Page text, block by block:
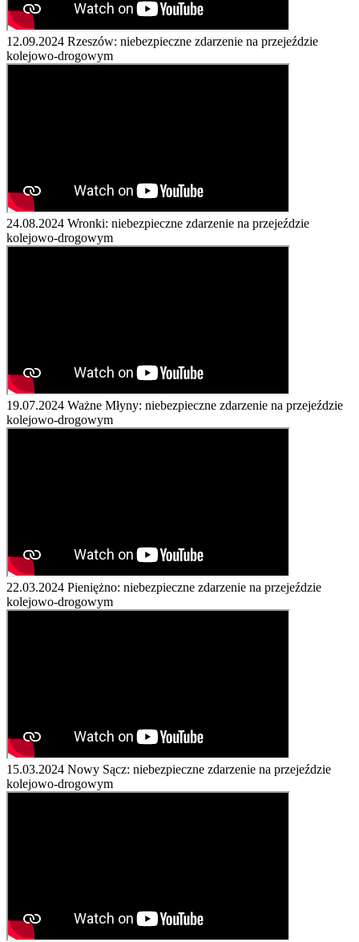
12.09.2024 Rzeszów: niebezpieczne zdarzenie na przejeździe
kolejowo-drogowym
24.08.2024 Wronki: niebezpieczne zdarzenie na przejeździe
kolejowo-drogowym
19.07.2024 Ważne Młyny: niebezpieczne zdarzenie na przejeździe
kolejowo-drogowym
22.03.2024 Pieniężno: niebezpieczne zdarzenie na przejeździe
kolejowo-drogowym
15.03.2024 Nowy Sącz: niebezpieczne zdarzenie na przejeździe
kolejowo-drogowym